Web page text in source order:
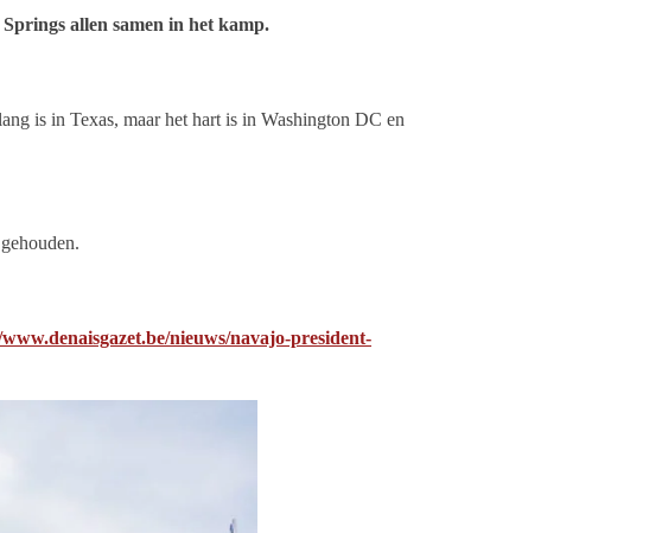
allen samen in het kamp.
is in Texas, maar het hart is in Washington DC en
nieuws/navajo-president-